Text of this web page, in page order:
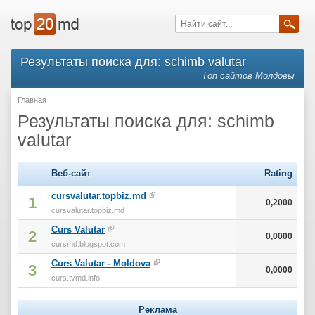
Результаты поиска для: schimb valutar
Топ сайтов Молдовы
Главная
Результаты поиска для: schimb
valutar
Веб-сайт Rating
1 cursvalutar.topbiz.md
cursvalutar.topbiz.md
0,2000
2 Curs Valutar
cursmd.blogspot.com
0,0000
3 Curs Valutar - Moldova
curs.tvmd.info
0,0000
Реклама